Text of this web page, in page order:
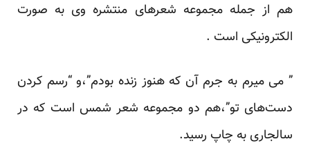
هم از جمله مجموعه شعرهای منتشره وی به صورت
الکترونیکی است .
” می میرم به جرم آن که هنوز زنده بودم”،و “رسم کردن
دست‌های تو”،هم دو مجموعه شعر شمس است که در
سالجاری به چاپ رسید.